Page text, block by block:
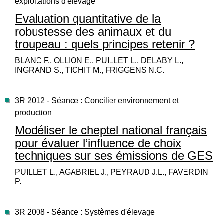
Evaluation quantitative de la
robustesse des animaux et du
troupeau : quels principes retenir ?
BLANC F., OLLION E., PUILLET L., DELABY L.,
INGRAND S., TICHIT M., FRIGGENS N.C.
3R 2012 - Séance : Concilier environnement et
production
Modéliser le cheptel national français
pour évaluer l’influence de choix
techniques sur ses émissions de GES
PUILLET L., AGABRIEL J., PEYRAUD J.L., FAVERDIN
P.
3R 2008 - Séance : Systèmes d'élevage